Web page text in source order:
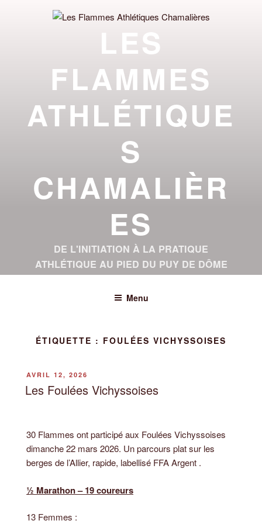
LES
FLAMMES
ATHLÉTIQUE
S
CHAMALIÈR
ES
DE L'INITIATION À LA PRATIQUE
ATHLÉTIQUE AU PIED DU PUY DE DÔME
Menu
ÉTIQUETTE : FOULÉES VICHYSSOISES
PUBLIÉ
LE
AVRIL 12, 2026
Les Foulées Vichyssoises
30 Flammes ont participé aux Foulées Vichyssoises
dimanche 22 mars 2026. Un parcours plat sur les
berges de l’Allier, rapide, labellisé FFA Argent .
½ Marathon – 19 coureurs
13 Femmes :